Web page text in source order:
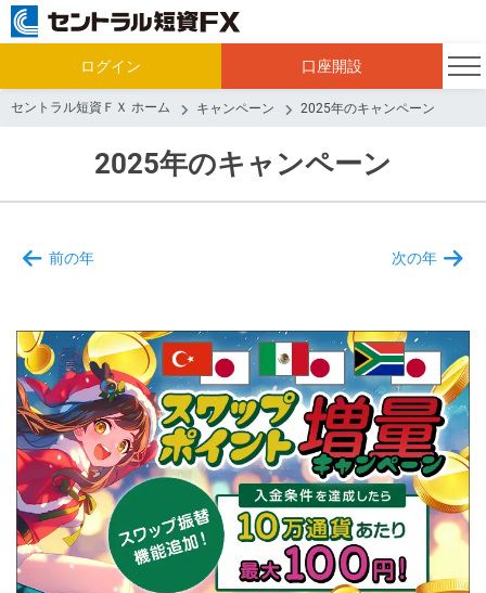
ログイン 口座開設
セントラル短資ＦＸ ホーム キャンペーン 2025年のキャンペーン
2025年のキャンペーン
前の年 次の年